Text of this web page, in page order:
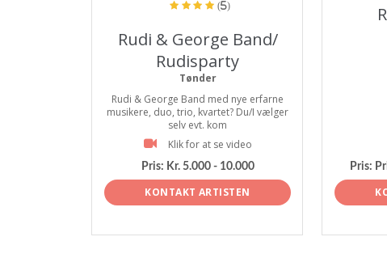
(5)
Rudi & George Band/
Rudisparty
Tønder
Rudi & George Band med nye erfarne
musikere, duo, trio, kvartet? Du/I vælger
selv evt. kom
Klik for at se video
Pris: Kr. 5.000 - 10.000
KONTAKT ARTISTEN
Pris: